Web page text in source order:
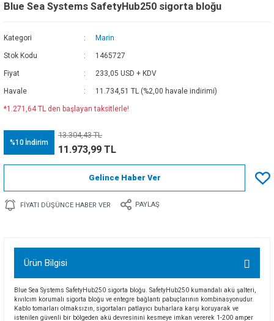
Blue Sea Systems SafetyHub250 sigorta bloğu
Kategori Marin
Stok Kodu 1465727
Fiyat 233,05 USD + KDV
Havale 11.734,51 TL (%2,00 havale indirimi)
*1.271,64 TL den başlayan taksitlerle!
%10 İndirim
13.304,43 TL
11.973,99 TL
Gelince Haber Ver
FIYATI DÜŞÜNCE HABER VER PAYLAŞ
Ürün Bilgisi
Blue Sea Systems SafetyHub250 sigorta bloğu. SafetyHub250 kumandalı akü şalteri,
kıvılcım korumalı sigorta bloğu ve entegre bağlantı pabuçlarının kombinasyonudur.
Kablo tomarları olmaksızın, sigortaları patlayıcı buharlara karşı koruyarak ve
istenilen güvenli bir bölgeden akü devresinini kesmeye imkan vererek 1-200 amper